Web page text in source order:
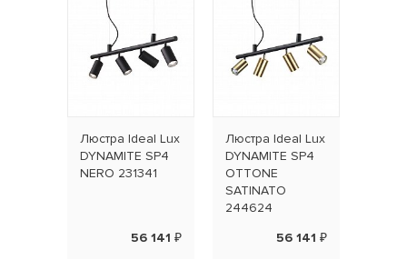
Люстра Ideal Lux
DYNAMITE SP4
NERO 231341
56 141 ₽
Люстра Ideal Lux
DYNAMITE SP4
OTTONE
SATINATO
244624
56 141 ₽